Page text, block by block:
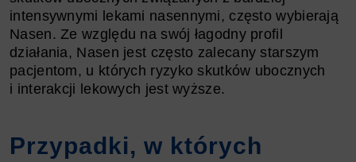
intensywnymi lekami nasennymi, często wybierają
Nasen. Ze względu na swój łagodny profil
działania, Nasen jest często zalecany starszym
pacjentom, u których ryzyko skutków ubocznych
i interakcji lekowych jest wyższe.
Przypadki, w których